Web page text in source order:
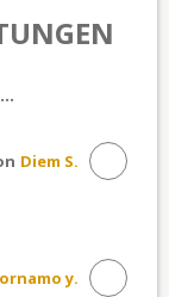
Diem S.
ornamo y.